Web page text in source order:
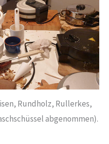
Rundholz, Rullerkes,
abgenommen).